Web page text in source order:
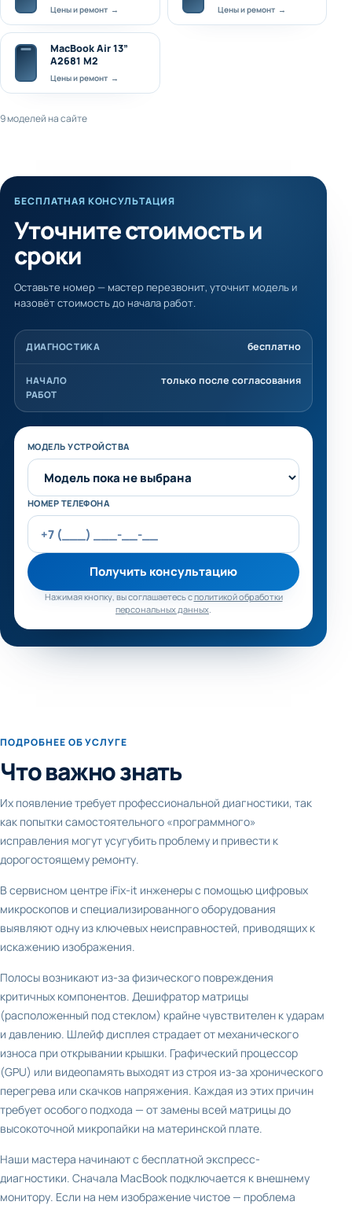
Цены и ремонт → Цены и ремонт →
MacBook Air 13”
A2681 M2
Цены и ремонт →
9 моделей на сайте
БЕСПЛАТНАЯ КОНСУЛЬТАЦИЯ
Уточните стоимость и
сроки
Оставьте номер — мастер перезвонит, уточнит модель и
назовёт стоимость до начала работ.
ДИАГНОСТИКА бесплатно
НАЧАЛО
РАБОТ
только после согласования
Не заполняйте это поле
МОДЕЛЬ УСТРОЙСТВА
НОМЕР ТЕЛЕФОНА
Получить консультацию
Нажимая кнопку, вы соглашаетесь сполитикой обработки
персональных данных.
ПОДРОБНЕЕ ОБ УСЛУГЕ
Что важно знать
Их появление требует профессиональной диагностики, так
как попытки самостоятельного «программного»
исправления могут усугубить проблему и привести к
дорогостоящему ремонту.
В сервисном центре iFix-it инженеры с помощью цифровых
микроскопов и специализированного оборудования
выявляют одну из ключевых неисправностей, приводящих к
искажению изображения.
Полосы возникают из-за физического повреждения
критичных компонентов. Дешифратор матрицы
(расположенный под стеклом) крайне чувствителен к ударам
и давлению. Шлейф дисплея страдает от механического
износа при открывании крышки. Графический процессор
(GPU) или видеопамять выходят из строя из-за хронического
перегрева или скачков напряжения. Каждая из этих причин
требует особого подхода — от замены всей матрицы до
высокоточной микропайки на материнской плате.
Наши мастера начинают с бесплатной экспресс-
диагностики. Сначала MacBook подключается к внешнему
монитору. Если на нем изображение чистое — проблема